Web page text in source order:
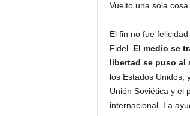
Vuelto una sola
El fin no fue
Fidel. El medio se
libertad se puso al
los Estados Unidos,
Unión Soviética y el
internacional. La